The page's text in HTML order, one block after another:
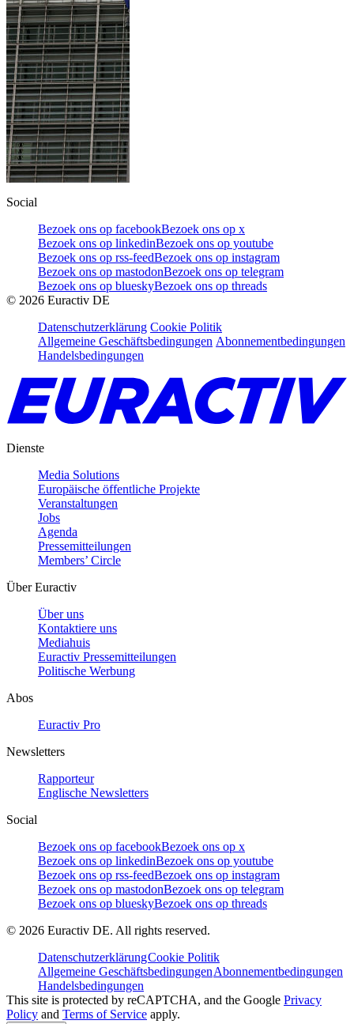
Social
Bezoek ons op facebookBezoek ons op x
Bezoek ons op linkedinBezoek ons op youtube
Bezoek ons op rss-feedBezoek ons op instagram
Bezoek ons op mastodonBezoek ons op telegram
Bezoek ons op blueskyBezoek ons op threads
© 2026 Euractiv DE
Datenschutzerklärung Cookie Politik
Allgemeine Geschäftsbedingungen Abonnementbedingungen
Handelsbedingungen
Dienste
Media Solutions
Europäische öffentliche Projekte
Veranstaltungen
Jobs
Agenda
Pressemitteilungen
Members’ Circle
Über Euractiv
Über uns
Kontaktiere uns
Mediahuis
Euractiv Pressemitteilungen
Politische Werbung
Abos
Euractiv Pro
Newsletters
Rapporteur
Englische Newsletters
Social
Bezoek ons op facebookBezoek ons op x
Bezoek ons op linkedinBezoek ons op youtube
Bezoek ons op rss-feedBezoek ons op instagram
Bezoek ons op mastodonBezoek ons op telegram
Bezoek ons op blueskyBezoek ons op threads
© 2026 Euractiv DE. All rights reserved.
DatenschutzerklärungCookie Politik
Allgemeine GeschäftsbedingungenAbonnementbedingungen
Handelsbedingungen
This site is protected by reCAPTCHA, and the Google Privacy
Policy and Terms of Service apply.